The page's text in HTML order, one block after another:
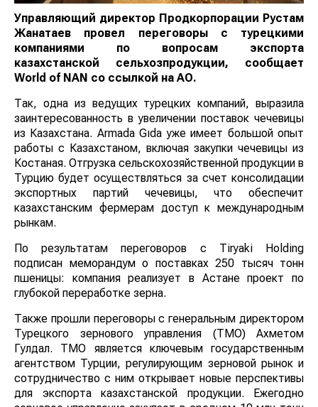
Управляющий директор Продкорпорации Рустам
Жанатаев провел переговоры с турецкими
компаниями по вопросам экспорта казахстанской
сельхозпродукции, сообщаетWorld of NANсо
ссылкой на АО.
Так, одна из ведущих турецких компаний, выразила
заинтересованность в увеличении поставок чечевицы
из Казахстана. Armada Gıda уже имеет большой опыт
работы с Казахстаном, включая закупки чечевицы из
Костаная. Отгрузка сельскохозяйственной продукции
в Турцию будет осуществляться за счет консолидации
экспортных партий чечевицы, что обеспечит
казахстанским фермерам доступ к международным
рынкам.
По результатам переговоров с Tiryaki Holding
подписан меморандум о поставках 250 тысяч тонн
пшеницы: компания реализует в Астане проект по
глубокой переработке зерна.
Также прошли переговоры с генеральным
директором Турецкого зернового управления (ТМО)
Ахметом Гулдал. TMO является ключевым
государственным агентством Турции, регулирующим
зерновой рынок и сотрудничество с ним открывает
новые перспективы для экспорта казахстанской